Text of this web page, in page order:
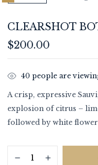
CLEARSHOT
$200.00
40 people are
A crisp, expressive
explosion of citrus –
followed by white